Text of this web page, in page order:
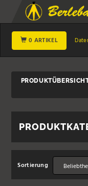
0 ARTIKEL
Sortierung